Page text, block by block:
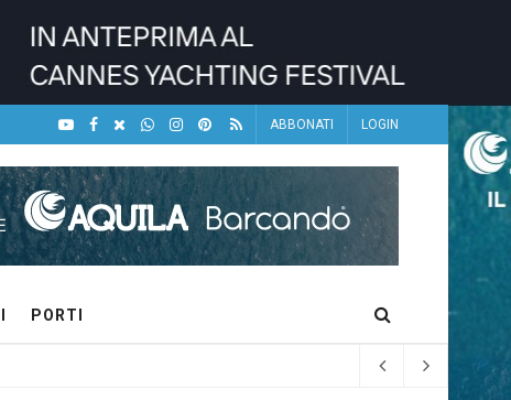
ABBONATI LOGIN
PORTI